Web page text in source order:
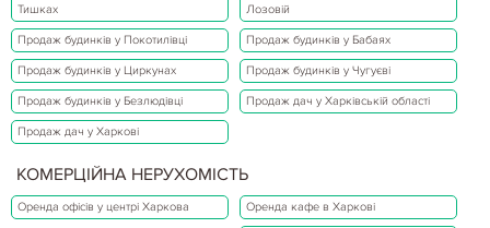
Тишках
Лозовій
Продаж будинків у Покотилівці Продаж будинків у Бабаях
Продаж будинків у Циркунах Продаж будинків у Чугуєві
Продаж будинків у Безлюдівці Продаж дач у Харківській області
Продаж дач у Харкові
КОМЕРЦІЙНА НЕРУХОМІСТЬ
Оренда офісів у центрі Харкова Оренда кафе в Харкові